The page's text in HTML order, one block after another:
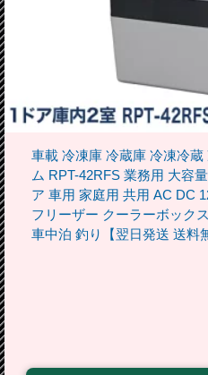
車載 冷凍庫 冷蔵庫 冷凍冷蔵
ム RPT-42RFS 業務用 大容
ア 車用 家庭用 共用 AC DC
フリーザー クーラーボック
車中泊 釣り【翌日発送 送料